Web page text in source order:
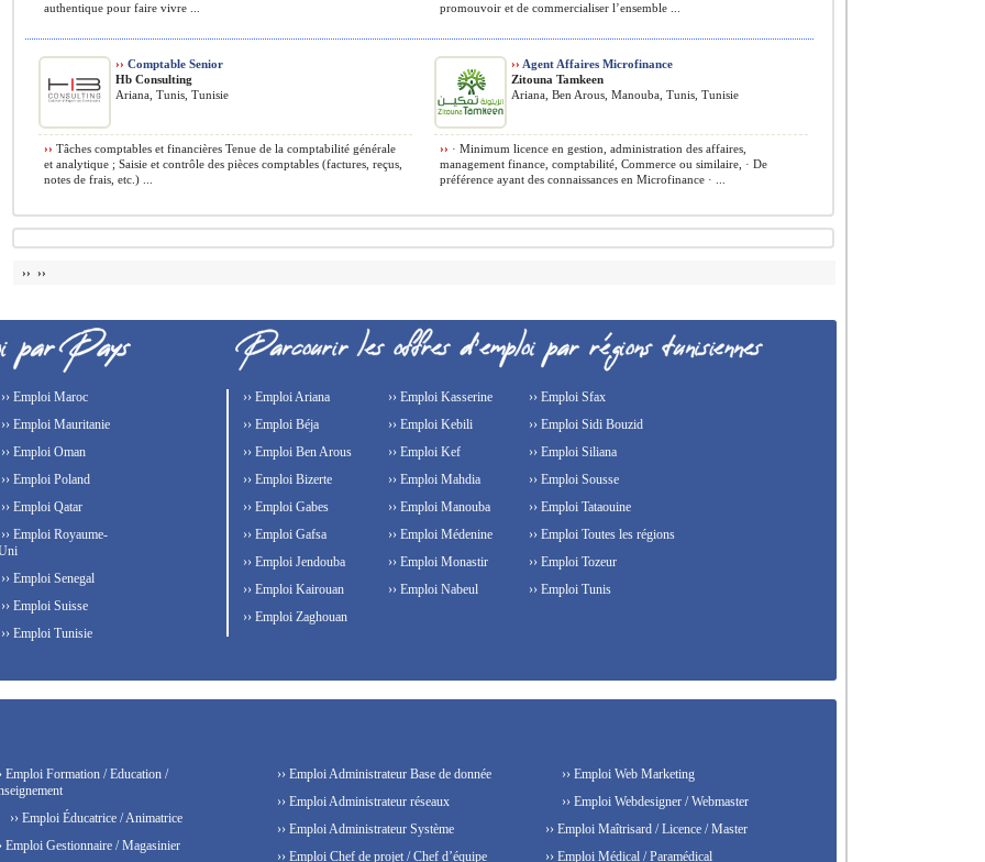
authentique pour faire vivre ...
promouvoir et de commercialiser l’ensemble ...
›› Comptable Senior
Hb Consulting
Ariana, Tunis, Tunisie
›› Tâches comptables et financières Tenue de la comptabilité générale
et analytique ; Saisie et contrôle des pièces comptables (factures, reçus,
notes de frais, etc.) ...
›› Agent Affaires Microfinance
Zitouna Tamkeen
Ariana, Ben Arous, Manouba, Tunis, Tunisie
›› · Minimum licence en gestion, administration des affaires,
management finance, comptabilité, Commerce ou similaire, · De
préférence ayant des connaissances en Microfinance · ...
›› ››
›› Emploi Maroc
›› Emploi Mauritanie
›› Emploi Oman
›› Emploi Poland
›› Emploi Qatar
›› Emploi Royaume-
›› Emploi Senegal
›› Emploi Suisse
›› Emploi Tunisie
›› Emploi Ariana
›› Emploi Béja
›› Emploi Ben Arous
›› Emploi Bizerte
›› Emploi Gabes
›› Emploi Gafsa
›› Emploi Jendouba
›› Emploi Kairouan
›› Emploi Kasserine
›› Emploi Kebili
›› Emploi Kef
›› Emploi Mahdia
›› Emploi Manouba
›› Emploi Médenine
›› Emploi Monastir
›› Emploi Nabeul
›› Emploi Sfax
›› Emploi Sidi Bouzid
›› Emploi Siliana
›› Emploi Sousse
›› Emploi Tataouine
›› Emploi Toutes les régions
›› Emploi Tozeur
›› Emploi Tunis
›› Emploi Zaghouan
Emploi Formation / Education /
›› Emploi Éducatrice / Animatrice
Emploi Gestionnaire / Magasinier
›› Emploi Administrateur Base de donnée
›› Emploi Administrateur réseaux
›› Emploi Administrateur Système
›› Emploi Chef de projet / Chef d’équipe
›› Emploi Web Marketing
›› Emploi Webdesigner / Webmaster
›› Emploi Maîtrisard / Licence / Master
›› Emploi Médical / Paramédical